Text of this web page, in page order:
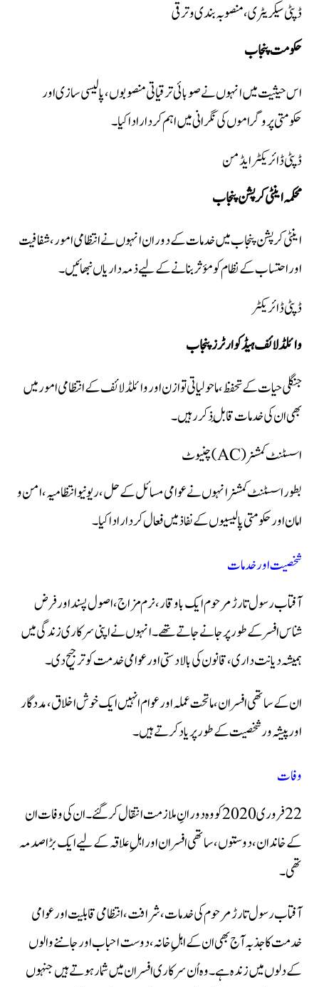
ڈپٹی سیکریٹری، منصوبہ بندی و ترقی
حکومت پنجاب
اس حیثیت میں انہوں نے صوبائی ترقیاتی منصوبوں، پالیسی سازی اور
حکومتی پروگراموں کی نگرانی میں اہم کردار ادا کیا۔
ڈپٹی ڈائریکٹر ایڈمن
محکمہ اینٹی کرپشن پنجاب
اینٹی کرپشن پنجاب میں خدمات کے دوران انہوں نے انتظامی امور، شفافیت
اور احتساب کے نظام کو مؤثر بنانے کے لیے ذمہ داریاں نبھائیں۔
ڈپٹی ڈائریکٹر
وائلڈ لائف ہیڈکوارٹرز پنجاب
جنگلی حیات کے تحفظ، ماحولیاتی توازن اور وائلڈ لائف کے انتظامی امور میں
بھی ان کی خدمات قابلِ ذکر رہیں۔
اسسٹنٹ کمشنر (AC) چنیوٹ
بطور اسسٹنٹ کمشنر انہوں نے عوامی مسائل کے حل، ریونیو انتظامیہ، امن و
امان اور حکومتی پالیسیوں کے نفاذ میں فعال کردار ادا کیا۔
شخصیت اور خدمات
آفتاب رسول تارڑ مرحوم ایک باوقار، نرم مزاج، اصول پسند اور فرض
شناس افسر کے طور پر جانے جاتے تھے۔ انہوں نے اپنی سرکاری زندگی میں
ہمیشہ دیانت داری، قانون کی بالادستی اور عوامی خدمت کو ترجیح دی۔
ان کے ساتھی افسران، ماتحت عملہ اور عوام انہیں ایک خوش اخلاق، مددگار
اور پیشہ ور شخصیت کے طور پر یاد کرتے ہیں۔
وفات
22 فروری 2020 کو وہ دورانِ ملازمت انتقال کر گئے۔ ان کی وفات ان
کے خاندان، دوستوں، ساتھی افسران اور اہلِ علاقہ کے لیے ایک بڑا صدمہ
تھی۔
آفتاب رسول تارڑ مرحوم کی خدمات، شرافت، انتظامی قابلیت اور عوامی
خدمت کا جذبہ آج بھی ان کے اہلِ خانہ، دوست احباب اور جاننے والوں
کے دلوں میں زندہ ہے۔ وہ اُن سرکاری افسران میں شمار ہوتے ہیں جنہوں